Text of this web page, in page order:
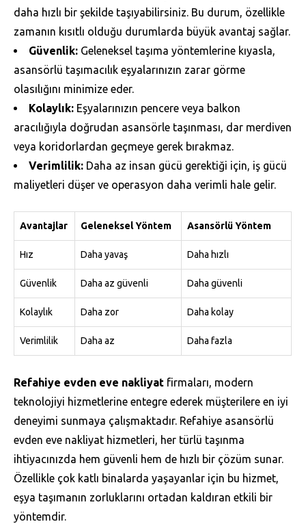
daha hızlı bir şekilde taşıyabilirsiniz. Bu durum, özellikle
zamanın kısıtlı olduğu durumlarda büyük avantaj sağlar.
Güvenlik: Geleneksel taşıma yöntemlerine kıyasla,
asansörlü taşımacılık eşyalarınızın zarar görme
olasılığını minimize eder.
Kolaylık: Eşyalarınızın pencere veya balkon
aracılığıyla doğrudan asansörle taşınması, dar merdiven
veya koridorlardan geçmeye gerek bırakmaz.
Verimlilik: Daha az insan gücü gerektiği için, iş gücü
maliyetleri düşer ve operasyon daha verimli hale gelir.
Avantajlar Geleneksel Yöntem Asansörlü Yöntem
Hız Daha yavaş Daha hızlı
Güvenlik Daha az güvenli Daha güvenli
Kolaylık Daha zor Daha kolay
Verimlilik Daha az Daha fazla
Refahiye evden eve nakliyat firmaları, modern
teknolojiyi hizmetlerine entegre ederek müşterilere en iyi
deneyimi sunmaya çalışmaktadır. Refahiye asansörlü
evden eve nakliyat hizmetleri, her türlü taşınma
ihtiyacınızda hem güvenli hem de hızlı bir çözüm sunar.
Özellikle çok katlı binalarda yaşayanlar için bu hizmet,
eşya taşımanın zorluklarını ortadan kaldıran etkili bir
yöntemdir.